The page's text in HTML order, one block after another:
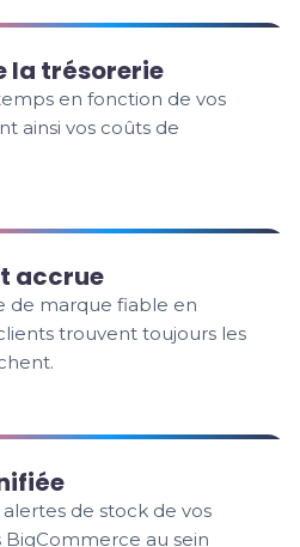
la trésorerie
en fonction de vos
ainsi vos coûts de
accrue
de marque fiable en
trouvent toujours les
de stock de vos
au sein